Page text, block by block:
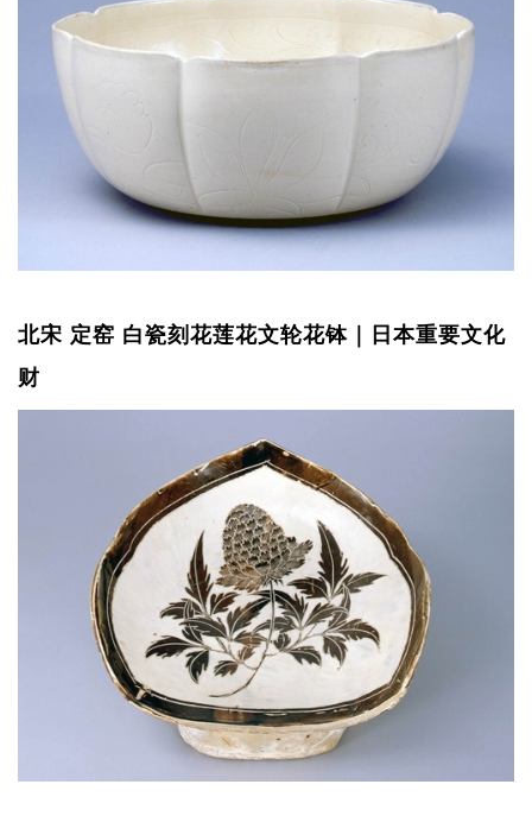
北宋 定窑 白瓷刻花莲花文轮花钵｜日本重要文化
财